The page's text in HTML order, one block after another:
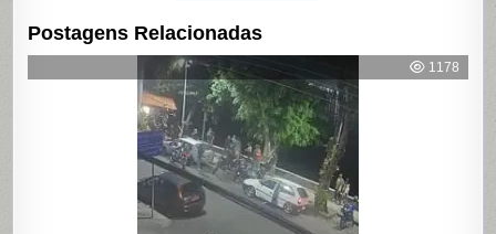
Postagens Relacionadas
1178